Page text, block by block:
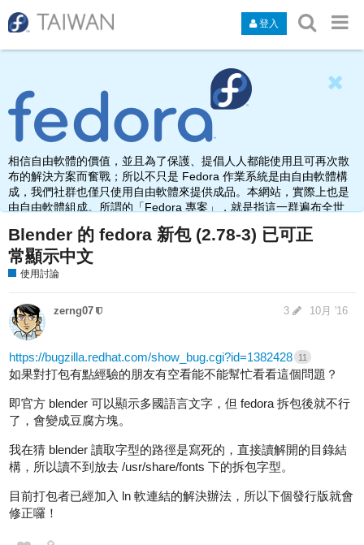
登入
相信自由軟體的價值，並且為了保護、提倡人人都能使用且可再次散
布的解決方案而奮戰；所以不只是 Fedora 作業系統是由自由軟體構
成，我們社群也僅只使用自由軟體來提供成品。本網站，實際上也是
由自由軟體組成。所謂的「Fedora 專案」，就是指這一群遍布全世
界，由於熱愛、使用、打造自由軟體而聚集在此之人的名稱。
Blender 的 fedora 新包 (2.78-3) 已可正
常顯示中文
使用討論
zerng07 10月 '16
3
https://bugzilla.redhat.com/show_bug.cgi?id=1382428 11
如果對打包有點經驗的朋友有空看能不能幫忙看看這個問題？
即官方 blender 可以顯示多國語言文字，但 fedora 拆包後就不行
了，會變成豆腐方塊。
我在猜 blender 讀取字型的路徑是寫死的，直接讀解開的目錄結
構，所以讀不到放去 /usr/share/fonts 下的拆包字型。
目前打包者已經加入 ln 軟連結的解決辦法，所以下個發行版就會
修正囉！